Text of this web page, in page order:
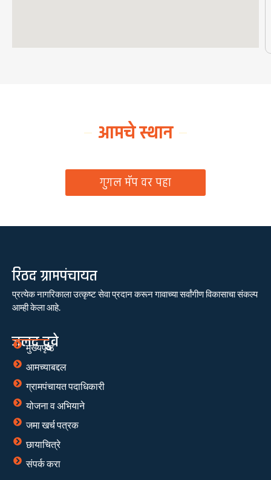
आमचे स्थान
गुगल मॅप वर पहा
रिठद ग्रामपंचायत
प्रत्येक नागरिकाला उत्कृष्ट सेवा प्रदान करून गावाच्या सर्वांगीण विकासाचा संकल्प
आम्ही केला आहे.
जलद दुवे
मुख्यपृष्ठ
आमच्याबद्दल
ग्रामपंचायत पदाधिकारी
योजना व अभियाने
जमा खर्च पत्रक
छायाचित्रे
संपर्क करा